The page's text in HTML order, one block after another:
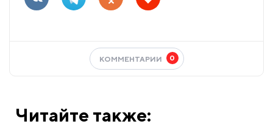
КОММЕНТАРИИ 0
Читайте также: